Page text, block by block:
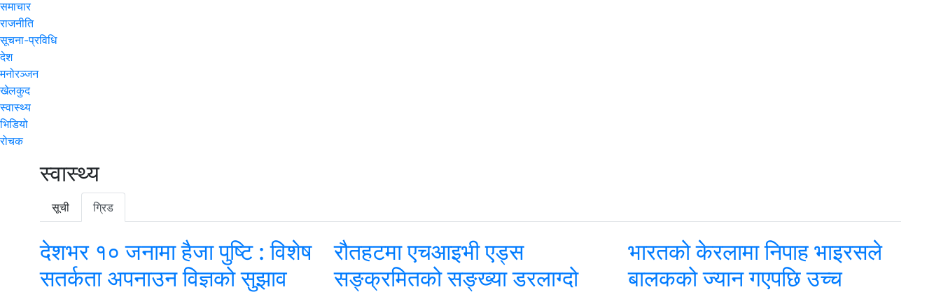
समाचार
राजनीति
सूचना-प्रविधि
देश
मनोरञ्जन
खेलकुद
स्वास्थ्य
भिडियो
रोचक
स्वास्थ्य
सूची ग्रिड
देशभर १० जनामा हैजा पुष्टि : विशेष
सतर्कता अपनाउन विज्ञको सुझाव
रौतहटमा एचआइभी एड्स
सङ्क्रमितको सङ्ख्या डरलाग्दो
भारतको केरलामा निपाह भाइरसले
बालकको ज्यान गएपछि उच्च